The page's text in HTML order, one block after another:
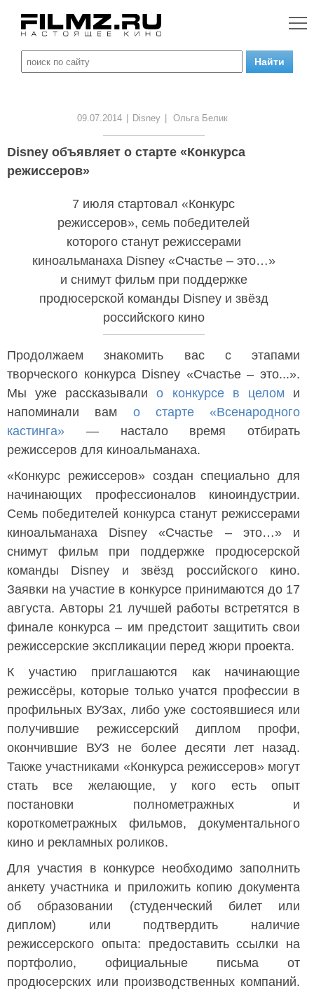
09.07.2014 Disney Ольга Белик
Disney объявляет о старте «Конкурса
режиссеров»
7 июля стартовал «Конкурс
режиссеров», семь победителей
которого станут режиссерами
киноальманаха Disney «Счастье – это…»
и снимут фильм при поддержке
продюсерской команды Disney и звёзд
российского кино
Продолжаем знакомить вас с этапами
творческого конкурса Disney «Счастье – это...».
Мы уже рассказывали о конкурсе в целоми
напоминали вам о старте «Всенародного
кастинга» — настало время отбирать
режиссеров для киноальманаха.
«Конкурс режиссеров» создан специально для
начинающих профессионалов киноиндустрии.
Семь победителей конкурса станут режиссерами
киноальманаха Disney «Счастье – это…» и
снимут фильм при поддержке продюсерской
команды Disney и звёзд российского кино.
Заявки на участие в конкурсе принимаются до 17
августа. Авторы 21 лучшей работы встретятся в
финале конкурса – им предстоит защитить свои
режиссерские экспликации перед жюри проекта.
К участию приглашаются как начинающие
режиссёры, которые только учатся профессии в
профильных ВУЗах, либо уже состоявшиеся или
получившие режиссерский диплом профи,
окончившие ВУЗ не более десяти лет назад.
Также участниками «Конкурса режиссеров» могут
стать все желающие, у кого есть опыт
постановки полнометражных и
короткометражных фильмов, документального
кино и рекламных роликов.
Для участия в конкурсе необходимо заполнить
анкету участника и приложить копию документа
об образовании (студенческий билет или
диплом) или подтвердить наличие
режиссерского опыта: предоставить ссылки на
портфолио, официальные письма от
продюсерских или производственных компаний.